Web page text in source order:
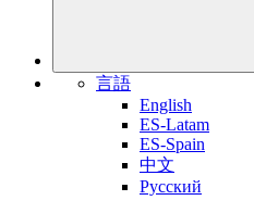
言語
English
ES-Latam
ES-Spain
中文
Pусский